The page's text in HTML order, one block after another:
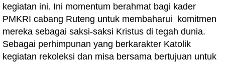
kegiatan ini. Ini momentum berahmat bagi kader
PMKRI cabang Ruteng untuk membaharui komitmen
mereka sebagai saksi-saksi Kristus di tegah dunia.
Sebagai perhimpunan yang berkarakter Katolik
kegiatan rekoleksi dan misa bersama bertujuan untuk